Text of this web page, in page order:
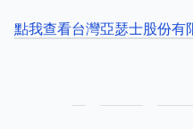
點我查看台灣亞瑟士股份有